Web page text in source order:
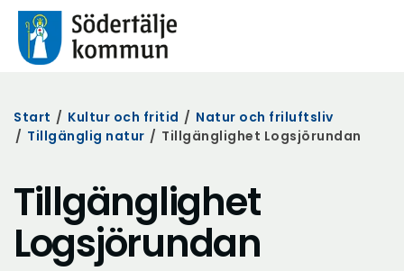
Start / Kultur och fritid / Natur och friluftsliv
/ Tillgänglig natur / Tillgänglighet Logsjörundan
Tillgänglighet
Logsjörundan